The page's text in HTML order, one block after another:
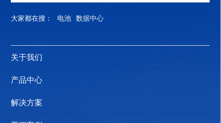
功能◆具有低载高湿场景下的稳定除湿功能，在不同湿
RS485 或以太网接口通信接口，支持 Modbus 通讯协议◆
足智能检测功能，机组能对制冷剂容量进行自动检测，并
能提供制冷剂不足引起的低压状态告警，预防由于制冷剂
大家都在搜： 电池 数据中心
关于我们
产品中心
解决方案